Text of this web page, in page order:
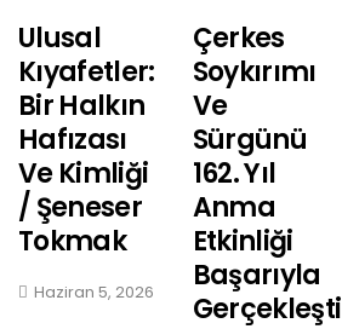
Ulusal
Kıyafetler:
Bir Halkın
Hafızası
Ve Kimliği
/ Şeneser
Tokmak
Haziran 5, 2026
Çerkes
Soykırımı
Ve
Sürgünü
162. Yıl
Anma
Etkinliği
Başarıyla
Gerçekleşti